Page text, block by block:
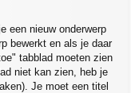
een nieuw onderwerp
bewerkt en als je daar
tabblad moeten zien
niet kan zien, heb je
Je moet een titel